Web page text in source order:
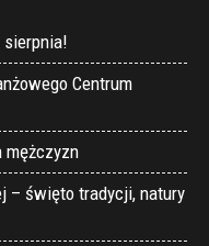
sierpnia!
Centrum
mężczyzn
– święto tradycji, natury